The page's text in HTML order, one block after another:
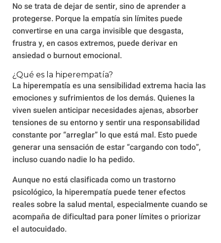
No se trata de dejar de sentir, sino de aprender a
protegerse. Porque la empatía sin límites puede
convertirse en una carga invisible que desgasta,
frustra y, en casos extremos, puede derivar en
ansiedad o burnout emocional.
¿Qué es la hiperempatía?
La hiperempatía es una sensibilidad extrema hacia las
emociones y sufrimientos de los demás. Quienes la
viven suelen anticipar necesidades ajenas, absorber
tensiones de su entorno y sentir una responsabilidad
constante por “arreglar” lo que está mal. Esto puede
generar una sensación de estar “cargando con todo”,
incluso cuando nadie lo ha pedido.
Aunque no está clasificada como un trastorno
psicológico, la hiperempatía puede tener efectos
reales sobre la salud mental, especialmente cuando se
acompaña de dificultad para poner límites o priorizar
el autocuidado.